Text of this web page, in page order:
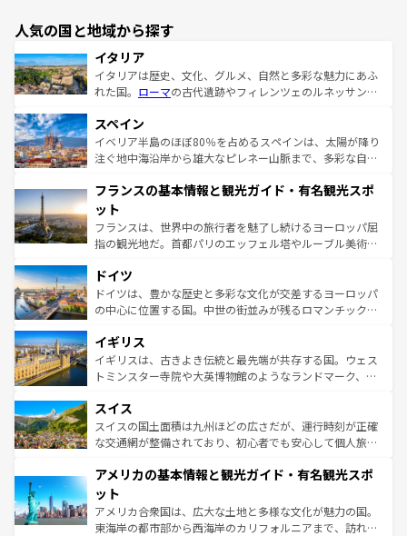
人気の国と地域から探す
イタリア
イタリアは歴史、文化、グルメ、自然と多彩な魅力にあふ
れた国。 ローマの古代遺跡やフィレンツェのルネッサンス
ろん、トスカーナの美しい田園風景やアマルフィ海岸の絶
景など、自然景観も見逃せない。観光の合間には、本場の
ピザやパスタなど、絶品のイタリア料理を堪能することも
ませてくれるイタリアで、忘れられない旅をしてみよう！
なお、新着のイタリア情報は
しい。
スペイン
イベリア半島のほぼ80％を占めるスペインは、太陽が降り
注ぐ地中海沿岸から雄大なピレネー山脈まで、多彩な自然
文化が根付くこの国では、情熱的なフラメンコ、熱気あふ
れる闘牛、そして美味しいタパスが生活の一部となってい
る。首都マドリードの洗練された雰囲気や、バルセロナの
アートに溢れた街角から、地方では古代ローマ遺跡や中世
せる。地方によって風土や気候が異なるスペインはその個
性で訪れる人を魅了する。 なお、新着のスペイン情報は コ
ンテンツ一覧を参照してほしい。
フランスの基本情報と観光ガイド・有名観光スポ
ット
フランスは、世界中の旅行者を魅了し続けるヨーロッパ屈
指の観光地だ。首都パリのエッフェル塔やルーブル美術館
で、幅広い魅力が詰まっている。華麗な宮殿、歴史的な大
聖堂、美しいビーチ、そして豊かな自然が、訪れる者を心
から魅了する。また、フランスは美食の国としても知ら
いる。シャンパンの発祥地であるランス、プロヴァンスの
香り高いラベンダー畑など、多彩な楽しみ方が可能だ。さ
らに、パリ以外の地域にも魅力が溢れており、どの街角に
れる地方に足を運ぶとそれぞれで全く異なる文化を体験で
きるだろう。 なお、新着のフランス情報はコンテンツ一覧
を参照してほしい。
ドイツ
ドイツは、豊かな歴史と多彩な文化が交差するヨーロッパ
の中心に位置する国。中世の街並みが残るロマンチック街
顔を持つこの国は、どこを歩いても飽きることがない。ベ
ルリンの文化的活気、バイエルン州のアルプスの絶景、そ
してライン川沿いのワイン畑といった風景は必見。ビール
は、お酒好きな人にはぜひ体験してほしい。 なお、新着の
ドイツ情報はコンテンツ一覧を参照してほしい。
イギリス
イギリスは、古きよき伝統と最先端が共存する国。ウェス
トミンスター寺院や大英博物館のようなランドマーク、歴
リアごとに異なる魅力がある。また、優雅なアフタヌーン
ティー、ビール好きにはたまらない英国パブ、サッカー観
戦など、本場だからこそできる体験も豊富。イギリスを旅
ンツ一覧を参照してほしい。
スイス
スイスの国土面積は九州ほどの広さだが、運行時刻が正確
な交通網が整備されており、初心者でも安心して個人旅行
の建物がそのまま残る町や、スイスならではのユニークな
博物館もあり、アルプス観光だけでなく町歩きも満喫する
ことができる。国民の所得が高いため物価も高いが、旅行
者向けの交通パス提供のサービスもあり、うまく活用すれ
アメリカの基本情報と観光ガイド・有名観光スポ
ット
アメリカ合衆国は、広大な土地と多様な文化が魅力の国。
東海岸の都市部から西海岸のカリフォルニアまで、訪れる